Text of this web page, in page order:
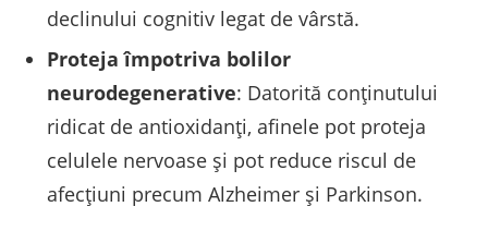
declinului cognitiv legat de vârstă.
Proteja împotriva bolilor
neurodegenerative: Datorită conținutului
ridicat de antioxidanți, afinele pot proteja
celulele nervoase și pot reduce riscul de
afecțiuni precum Alzheimer și Parkinson.